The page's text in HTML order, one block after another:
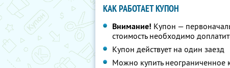
КАК РАБОТАЕТ КУПОН
Внимание! Купон —
стоимость необходимо
Купон действует на один заезд
Можно купить неограниченное